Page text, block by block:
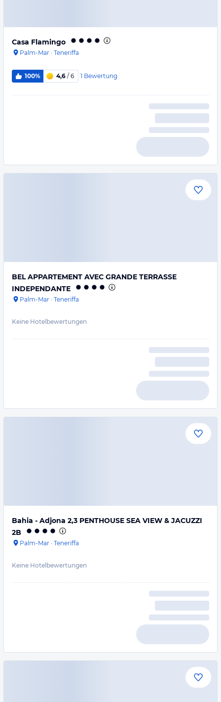
Casa Flamingo
Palm-Mar · Teneriffa
100% 4,6 / 6 1 Bewertung
BEL APPARTEMENT AVEC GRANDE TERRASSE
INDEPENDANTE
Palm-Mar · Teneriffa
Keine Hotelbewertungen
Bahia - Adjona 2,3 PENTHOUSE SEA VIEW & JACUZZI
2B
Palm-Mar · Teneriffa
Keine Hotelbewertungen